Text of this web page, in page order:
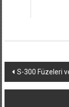
Yazı
dolaşımı